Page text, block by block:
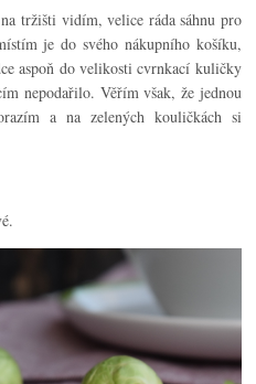
tržišti vidím, velice ráda sáhnu pro
je do svého nákupního košíku,
aspoň do velikosti cvrnkací kuličky
nepodařilo. Věřím však, že jednou
a na zelených kouličkách si